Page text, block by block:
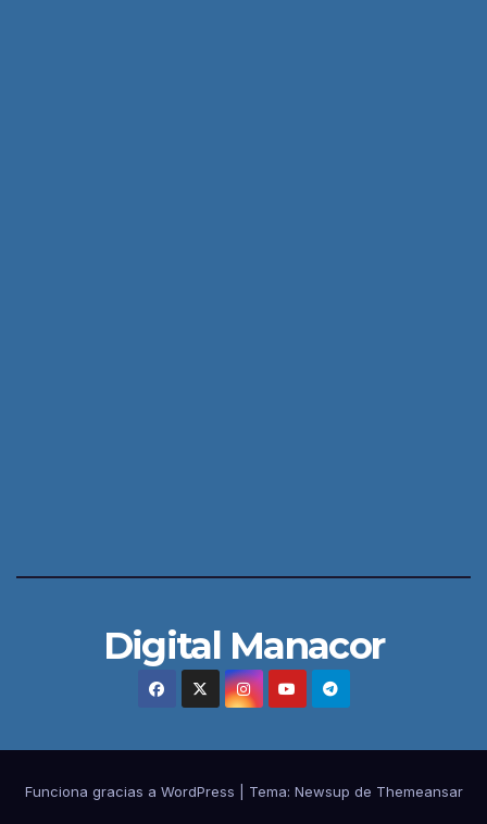
Digital Manacor
Funciona gracias a WordPress Tema: Newsup de Themeansar